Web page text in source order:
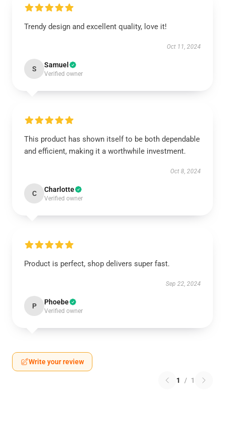
Trendy design and excellent quality, love it!
Oct 11, 2024
S Samuel
Verified owner
This product has shown itself to be both dependable
and efficient, making it a worthwhile investment.
Oct 8, 2024
C Charlotte
Verified owner
Product is perfect, shop delivers super fast.
Sep 22, 2024
P Phoebe
Verified owner
Write your review
1 / 1